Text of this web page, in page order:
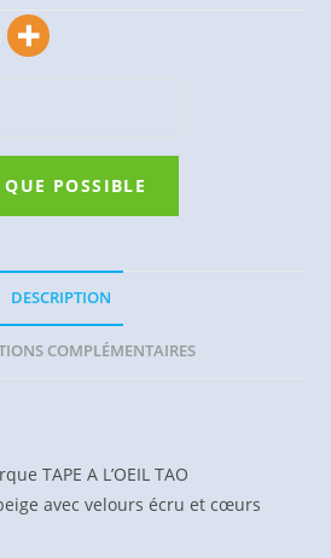
DESCRIPTION
COMPLÉMENTAIRES
TAPE A L’OEIL TAO
avec velours écru et cœurs